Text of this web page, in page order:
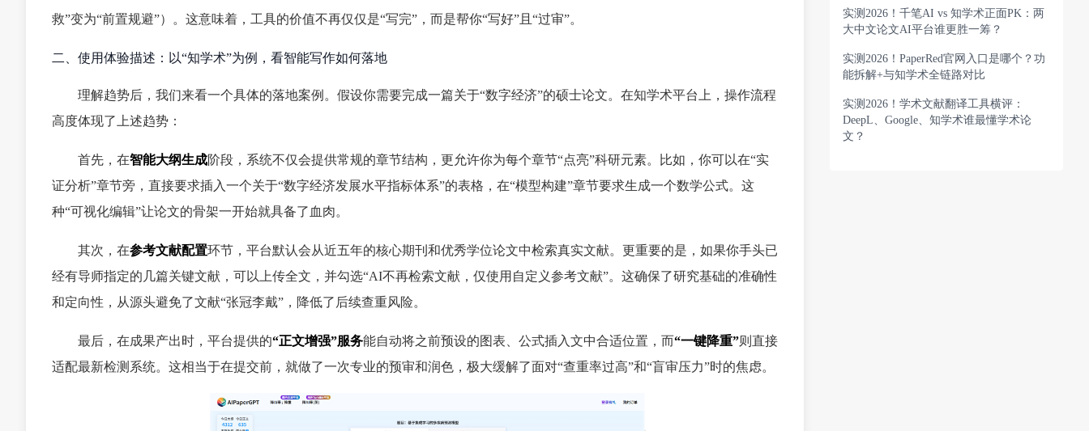
救”变为“前置规避”）。这意味着，工具的价值不再仅仅是“写完”，而是帮你“写好”且“过审”。
二、使用体验描述：以“知学术”为例，看智能写作如何落地
理解趋势后，我们来看一个具体的落地案例。假设你需要完成一篇关于“数字经济”的硕士论文。在知学术平台上，操作流程
高度体现了上述趋势：
首先，在智能大纲生成阶段，系统不仅会提供常规的章节结构，更允许你为每个章节“点亮”科研元素。比如，你可以在“实
证分析”章节旁，直接要求插入一个关于“数字经济发展水平指标体系”的表格，在“模型构建”章节要求生成一个数学公式。这
种“可视化编辑”让论文的骨架一开始就具备了血肉。
其次，在参考文献配置环节，平台默认会从近五年的核心期刊和优秀学位论文中检索真实文献。更重要的是，如果你手头已
经有导师指定的几篇关键文献，可以上传全文，并勾选“AI不再检索文献，仅使用自定义参考文献”。这确保了研究基础的准确性
和定向性，从源头避免了文献“张冠李戴”，降低了后续查重风险。
最后，在成果产出时，平台提供的“正文增强”服务能自动将之前预设的图表、公式插入文中合适位置，而“一键降重”则直接
适配最新检测系统。这相当于在提交前，就做了一次专业的预审和润色，极大缓解了面对“查重率过高”和“盲审压力”时的焦虑。
实测2026！千笔AI vs 知学术正面PK：两
大中文论文AI平台谁更胜一筹？
实测2026！PaperRed官网入口是哪个？功
能拆解+与知学术全链路对比
实测2026！学术文献翻译工具横评：
DeepL、Google、知学术谁最懂学术论
文？